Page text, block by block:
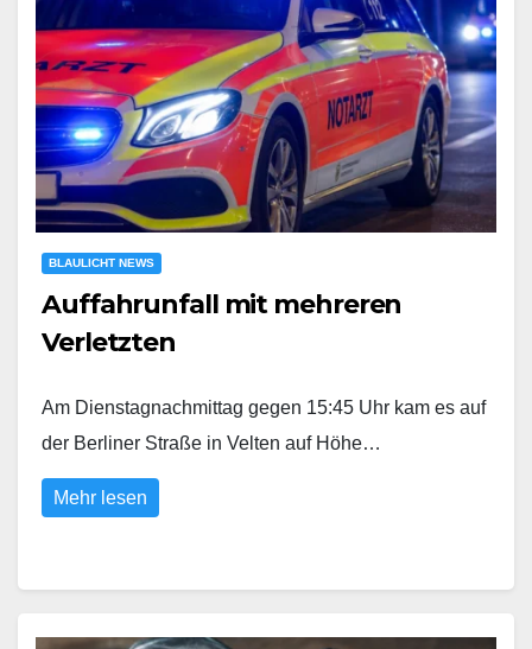
BLAULICHT NEWS
Auffahrunfall mit mehreren
Verletzten
Am Dienstagnachmittag gegen 15:45 Uhr kam es auf
der Berliner Straße in Velten auf Höhe…
Mehr lesen